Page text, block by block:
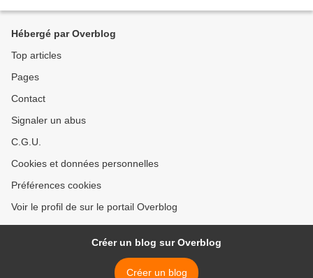
Hébergé par Overblog
Top articles
Pages
Contact
Signaler un abus
C.G.U.
Cookies et données personnelles
Préférences cookies
Voir le profil de sur le portail Overblog
Créer un blog sur Overblog
Créer un blog